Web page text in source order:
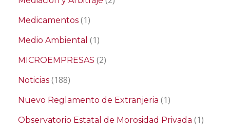
Medicamentos (1)
Medio Ambiental (1)
MICROEMPRESAS (2)
Noticias (188)
Nuevo Reglamento de Extranjeria (1)
Observatorio Estatal de Morosidad Privada (1)